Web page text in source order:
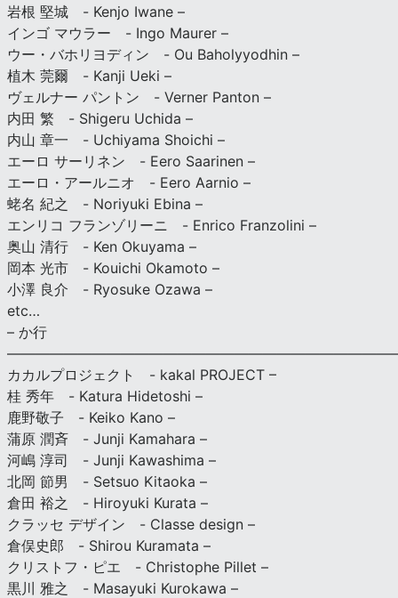
岩根 堅城 - Kenjo Iwane –
インゴ マウラー - Ingo Maurer –
ウー・バホリヨディン - Ou Baholyyodhin –
植木 莞爾 - Kanji Ueki –
ヴェルナー パントン - Verner Panton –
内田 繁 - Shigeru Uchida –
内山 章一 - Uchiyama Shoichi –
エーロ サーリネン - Eero Saarinen –
エーロ・アールニオ - Eero Aarnio –
蛯名 紀之 - Noriyuki Ebina –
エンリコ フランゾリーニ - Enrico Franzolini –
奥山 清行 - Ken Okuyama –
岡本 光市 - Kouichi Okamoto –
小澤 良介 - Ryosuke Ozawa –
etc…
– か行
カカルプロジェクト - kakal PROJECT –
桂 秀年 - Katura Hidetoshi –
鹿野敬子 - Keiko Kano –
蒲原 潤斉 - Junji Kamahara –
河嶋 淳司 - Junji Kawashima –
北岡 節男 - Setsuo Kitaoka –
倉田 裕之 - Hiroyuki Kurata –
クラッセ デザイン - Classe design –
倉俣史郎 - Shirou Kuramata –
クリストフ・ピエ - Christophe Pillet –
黒川 雅之 - Masayuki Kurokawa –